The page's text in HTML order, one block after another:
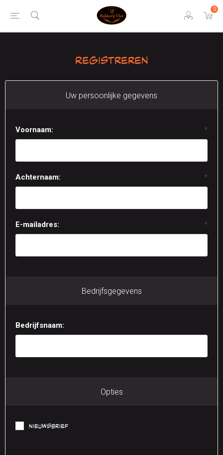
0
Registreren
Uw persoonlijke gegevens
Voornaam: *
Achternaam: *
E-mailadres: *
Bedrijfsgegevens
Bedrijfsnaam:
Opties
Nieuwsbrief